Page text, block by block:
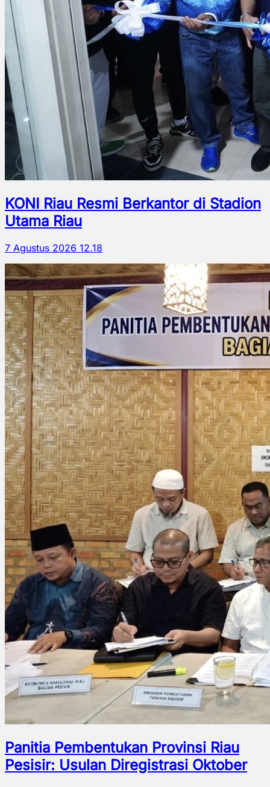
KONI Riau Resmi Berkantor di Stadion
Utama Riau
7 Agustus 2026 12.18
Panitia Pembentukan Provinsi Riau
Pesisir: Usulan Diregistrasi Oktober